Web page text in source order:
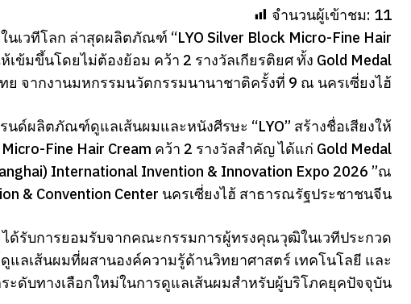
จำนวนผู้เข้าชม: 11
วทีโลก ล่าสุดผลิตภัณฑ์ “LYO Silver Block Micro-Fine Hair
ข้มขึ้นโดยไม่ต้องย้อม คว้า 2 รางวัลเกียรติยศ ทั้ง Gold Medal
ย จากงานมหกรรมนวัตกรรมนานาชาติครั้งที่ 9 ณ นครเซี่ยงไฮ้
ด์ผลิตภัณฑ์ดูแลเส้นผมและหนังศีรษะ “LYO” สร้างชื่อเสียงให้
Fine Hair Cream คว้า 2 รางวัลสำคัญ ได้แก่ Gold Medal
International Invention & Innovation Expo 2026 ”ณ
& Convention Center นครเซี่ยงไฮ้ สาธารณรัฐประชาชนจีน
ได้รับการยอมรับจากคณะกรรมการผู้ทรงคุณวุฒิในเวทีประกวด
เส้นผมที่ผสานองค์ความรู้ด้านวิทยาศาสตร์ เทคโนโลยี และ
ะดับทางเลือกใหม่ในการดูแลเส้นผมสำหรับผู้บริโภคยุคปัจจุบัน